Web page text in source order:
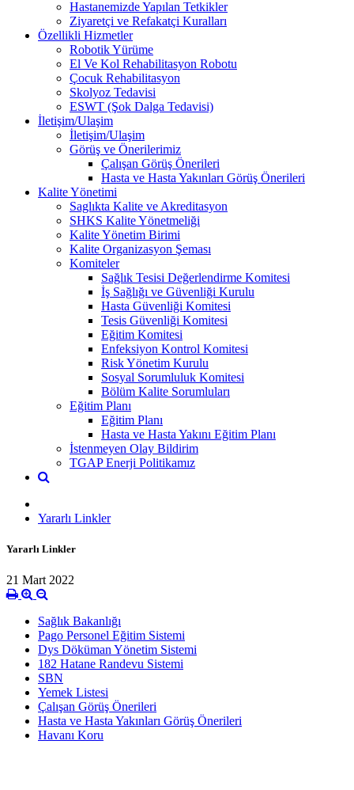
Hastanemizde Yapılan Tetkikler
Ziyaretçi ve Refakatçi Kuralları
Özellikli Hizmetler
Robotik Yürüme
El Ve Kol Rehabilitasyon Robotu
Çocuk Rehabilitasyon
Skolyoz Tedavisi
ESWT (Şok Dalga Tedavisi)
İletişim/Ulaşim
İletişim/Ulaşim
Görüş ve Önerilerimiz
Çalışan Görüş Önerileri
Hasta ve Hasta Yakınları Görüş Önerileri
Kalite Yönetimi
Saglıkta Kalite ve Akreditasyon
SHKS Kalite Yönetmeliği
Kalite Yönetim Birimi
Kalite Organizasyon Şeması
Komiteler
Sağlık Tesisi Değerlendirme Komitesi
İş Sağlığı ve Güvenliği Kurulu
Hasta Güvenliği Komitesi
Tesis Güvenliği Komitesi
Eğitim Komitesi
Enfeksiyon Kontrol Komitesi
Risk Yönetim Kurulu
Sosyal Sorumluluk Komitesi
Bölüm Kalite Sorumluları
Eğitim Planı
Eğitim Planı
Hasta ve Hasta Yakını Eğitim Planı
İstenmeyen Olay Bildirim
TGAP Enerji Politikamız
Yararlı Linkler
Yararlı Linkler
21 Mart 2022
Sağlık Bakanlığı
Pago Personel Eğitim Sistemi
Dys Döküman Yönetim Sistemi
182 Hatane Randevu Sistemi
SBN
Yemek Listesi
Çalışan Görüş Önerileri
Hasta ve Hasta Yakınları Görüş Önerileri
Havanı Koru